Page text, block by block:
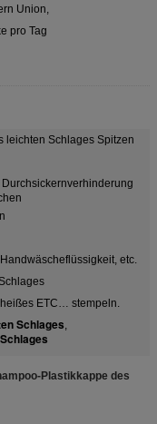
Union,
pro Tag
leichten Schlages Spitzen
etc.
ETC… stempeln.
Schlages,
Plastikkappe des